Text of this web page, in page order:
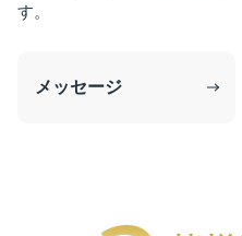
す。
メッセージ